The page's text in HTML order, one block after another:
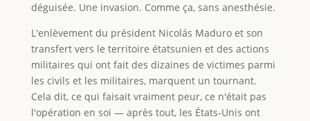
déguisée. Une invasion. Comme ça, sans anesthésie.
L'enlèvement du président Nicolás Maduro et son
transfert vers le territoire étatsunien et des actions
militaires qui ont fait des dizaines de victimes parmi
les civils et les militaires, marquent un tournant.
Cela dit, ce qui faisait vraiment peur, ce n'était pas
l'opération en soi — après tout, les États-Unis ont